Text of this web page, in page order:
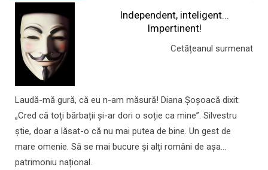
Independent, inteligent...
Impertinent!
Cetățeanul surmenat
Laudă-mă gură, că eu n-am măsură! Diana Șoșoacă dixit:
„Cred că toți bărbații și-ar dori o soție ca mine”. Silvestru
știe, doar a lăsat-o că nu mai putea de bine. Un gest de
mare omenie. Să se mai bucure și alți români de așa...
patrimoniu național.